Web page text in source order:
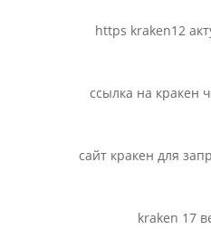
https kraken12
ссылка на кракен
сайт кракен для
kraken 17